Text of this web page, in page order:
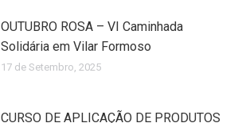
OUTUBRO ROSA – VI Caminhada
Solidária em Vilar Formoso
17 de Setembro, 2025
CURSO DE APLICAÇÃO DE PRODUTOS